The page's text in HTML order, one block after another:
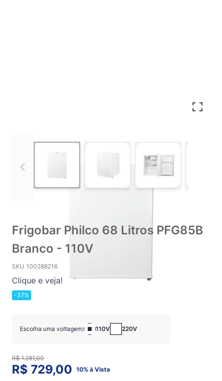
Frigobar Philco 68 Litros PFG85B
Branco - 110V
SKU 100288216
Clique e veja!
-37%
Escolha uma voltagem: 110V 220V
R$ 729,00 10% à Vista
R$ 1.281,00